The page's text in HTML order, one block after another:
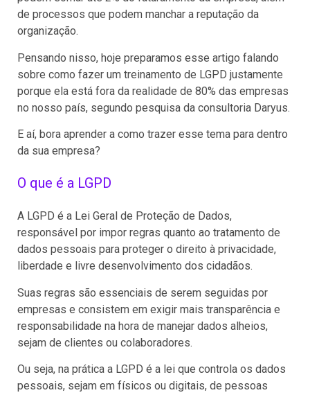
de processos que podem manchar a reputação da
organização.
Pensando nisso, hoje preparamos esse artigo falando
sobre como fazer um treinamento de LGPD justamente
porque ela está fora da realidade de 80% das empresas
no nosso país, segundo pesquisa da consultoria Daryus.
E aí, bora aprender a como trazer esse tema para dentro
da sua empresa?
O que é a LGPD
A LGPD é a Lei Geral de Proteção de Dados,
responsável por impor regras quanto ao tratamento de
dados pessoais para proteger o direito à privacidade,
liberdade e livre desenvolvimento dos cidadãos.
Suas regras são essenciais de serem seguidas por
empresas e consistem em exigir mais transparência e
responsabilidade na hora de manejar dados alheios,
sejam de clientes ou colaboradores.
Ou seja, na prática a LGPD é a lei que controla os dados
pessoais, sejam em físicos ou digitais, de pessoas